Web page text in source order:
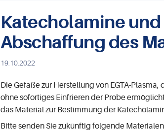
Katecholamine
Abschaffung des
19.10.2022
Die Gefäße zur Herstellung von EGTA-
ohne sofortiges Einfrieren der Probe
das Material zur Bestimmung der
Bitte senden Sie zukünftig folgende